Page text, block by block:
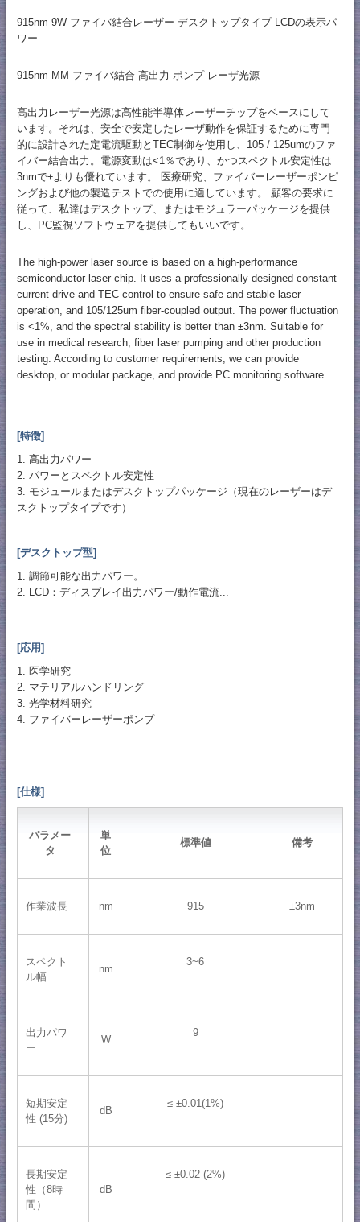
915nm 9W ファイバ結合レーザー デスクトップタイプ LCDの表示パ
ワー
915nm MM ファイバ結合 高出力 ポンプ レーザ光源
高出力レーザー光源は高性能半導体レーザーチップをベースにして
います。それは、安全で安定したレーザ動作を保証するために専門
的に設計された定電流駆動とTEC制御を使用し、105 / 125umのファ
イバー結合出力。電源変動は<1％であり、かつスペクトル安定性は
3nmで±よりも優れています。 医療研究、ファイバーレーザーポンピ
ングおよび他の製造テストでの使用に適しています。 顧客の要求に
従って、私達はデスクトップ、またはモジュラーパッケージを提供
し、PC監視ソフトウェアを提供してもいいです。
The high-power laser source is based on a high-performance
semiconductor laser chip. It uses a professionally designed constant
current drive and TEC control to ensure safe and stable laser
operation, and 105/125um fiber-coupled output. The power fluctuation
is <1%, and the spectral stability is better than ±3nm. Suitable for
use in medical research, fiber laser pumping and other production
testing. According to customer requirements, we can provide
desktop, or modular package, and provide PC monitoring software.
[特徴]
1. 高出力パワー
2. パワーとスペクトル安定性
3. モジュールまたはデスクトップパッケージ（現在のレーザーはデ
スクトップタイプです）
[デスクトップ型]
1. 調節可能な出力パワー。
2. LCD：ディスプレイ出力パワー/動作電流...
[応用]
1. 医学研究
2. マテリアルハンドリング
3. 光学材料研究
4. ファイバーレーザーポンプ
[仕様]
パラメー
タ
単
位
標準値 備考
作業波長 nm 915 ±3nm
スペクト
ル幅
nm
3~6
出力パワ
ー
W
9
短期安定
性 (15分)
dB
≤ ±0.01(1%)
長期安定
性（8時
間）
dB
≤ ±0.02 (2%)